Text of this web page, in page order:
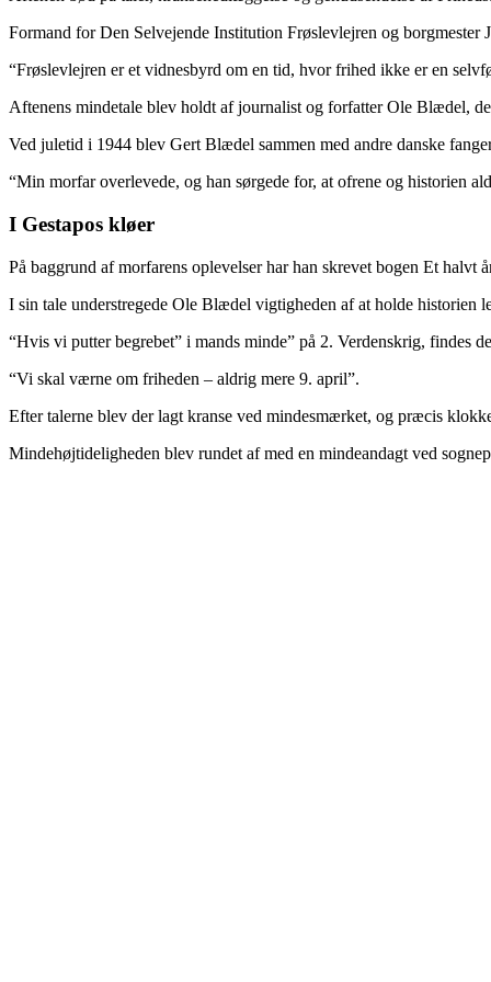
Formand for Den Selv­ejende Institution Frøslev­lejren og
“Frøslevlejren er et vidnesbyrd om en tid, hvor frihed ikke er en
Aftenens mindetale blev holdt af journalist og forfatter Ole Blædel,
Ved juletid i 1944 blev Gert Blædel sammen med andre danske
“Min morfar overlevede, og han sørgede for, at ofrene og historien
I Gestapos kløer
På baggrund af morfarens oplevelser har han skrevet bogen Et halvt
I sin tale understregede Ole Blædel vigtigheden af at holde historien
“Hvis vi putter begrebet” i mands minde” på 2. Verdens­krig, findes
“Vi skal værne om friheden – aldrig mere 9. april”.
Efter talerne blev der lagt kranse ved mindesmærket, og præcis
Mindehøjtideligheden blev rundet af med en minde­andagt ved